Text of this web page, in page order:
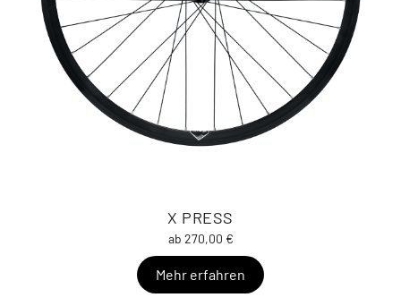
X PRESS
ab 270,00 €
Mehr erfahren